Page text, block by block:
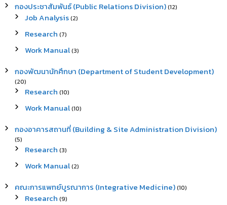
กองประชาสัมพันธ์ (Public Relations Division)(12)
Job Analysis(2)
Research (7)
Work Manual(3)
กองพัฒนานักศึกษา (Department of Student Development)
(20)
Research (10)
Work Manual(10)
กองอาคารสถานที่ (Building & Site Administration Division)
(5)
Research (3)
Work Manual(2)
คณะการแพทย์บูรณาการ (Integrative Medicine)(10)
Research (9)